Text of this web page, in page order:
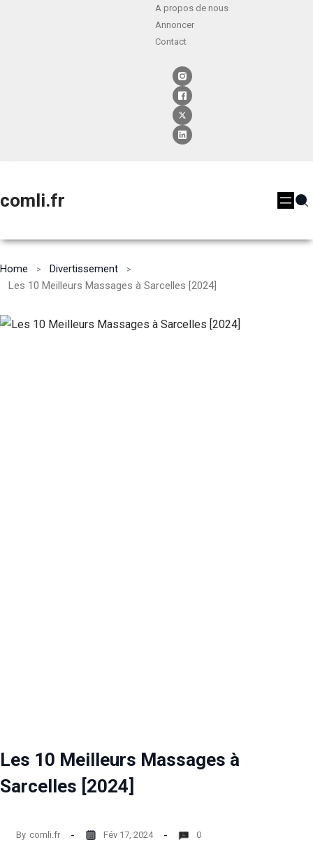
A propos de nous
Annoncer
Contact
comli.fr
Home
Divertissement
Les 10 Meilleurs Massages à Sarcelles [2024]
Les 10 Meilleurs Massages à
Sarcelles [2024]
By comli.fr Fév 17, 2024 0